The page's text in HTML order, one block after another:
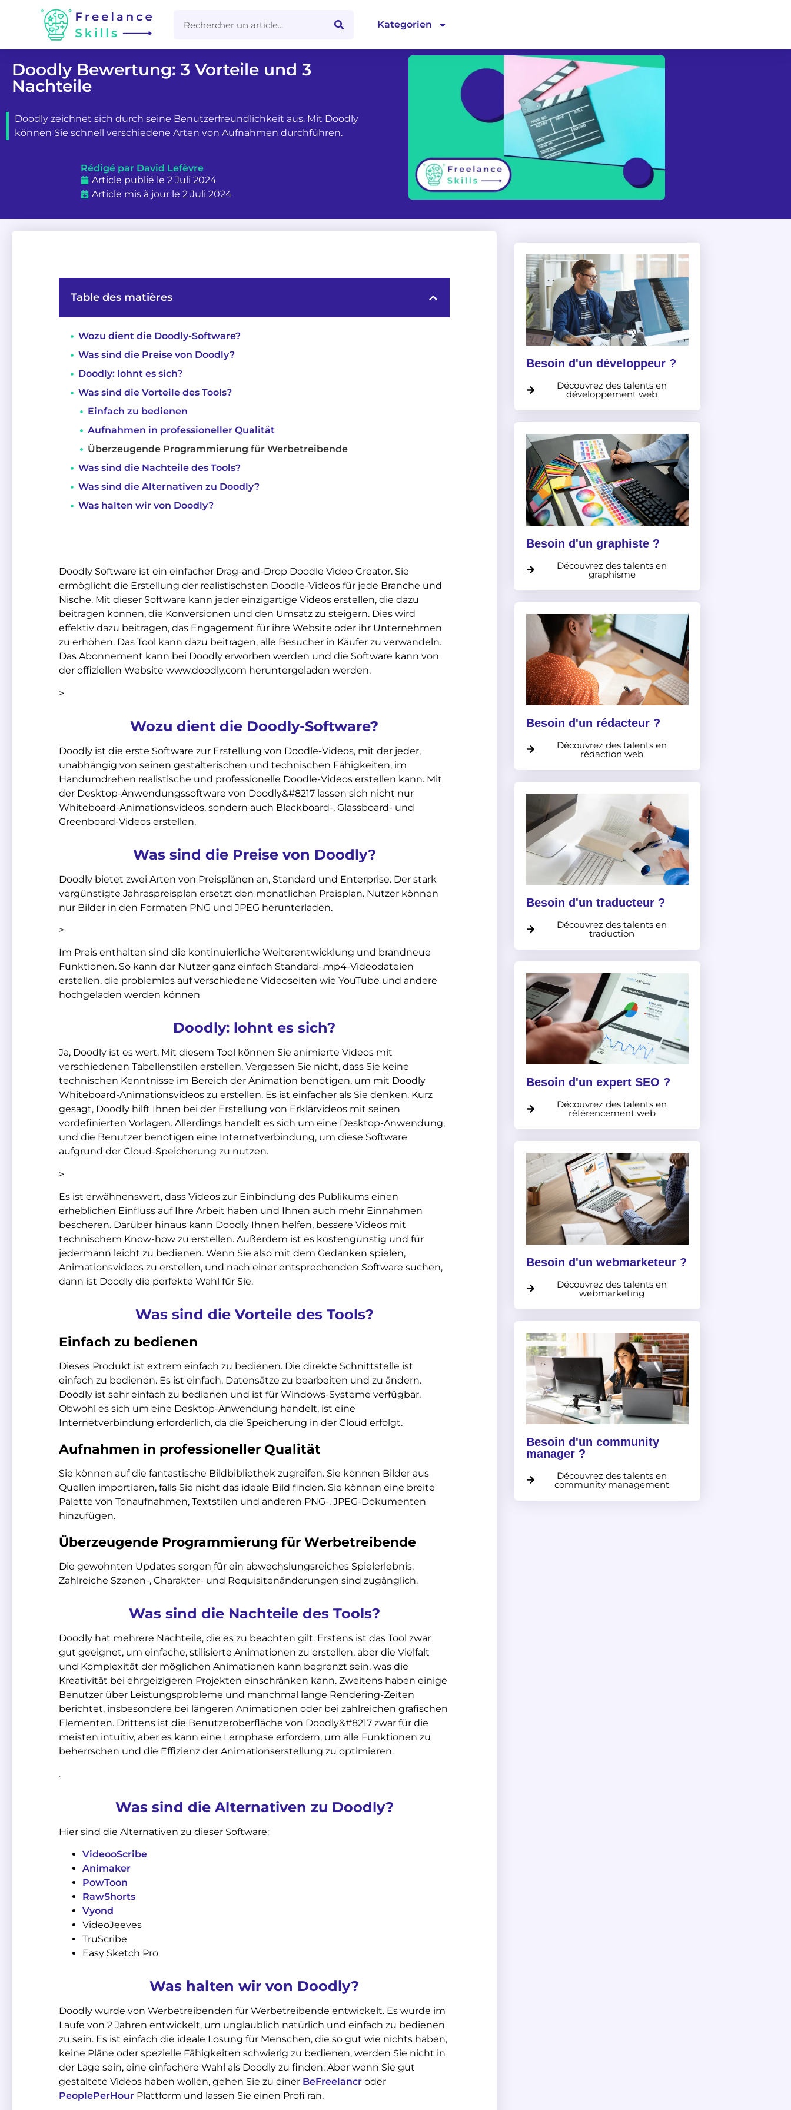
Kategorien
Doodly Bewertung: 3 Vorteile und 3
Nachteile
Doodly zeichnet sich durch seine Benutzerfreundlichkeit aus. Mit Doodly
können Sie schnell verschiedene Arten von Aufnahmen durchführen.
Rédigé par David Lefèvre
Article publié le 2 Juli 2024
Article mis à jour le 2 Juli 2024
Table des matières
Wozu dient die Doodly-Software?
Was sind die Preise von Doodly?
Doodly: lohnt es sich?
Was sind die Vorteile des Tools?
Einfach zu bedienen
Aufnahmen in professioneller Qualität
Überzeugende Programmierung für Werbetreibende
Was sind die Nachteile des Tools?
Was sind die Alternativen zu Doodly?
Was halten wir von Doodly?
Doodly Software ist ein einfacher Drag-and-Drop Doodle Video Creator. Sie
ermöglicht die Erstellung der realistischsten Doodle-Videos für jede Branche und
Nische. Mit dieser Software kann jeder einzigartige Videos erstellen, die dazu
beitragen können, die Konversionen und den Umsatz zu steigern. Dies wird
effektiv dazu beitragen, das Engagement für ihre Website oder ihr Unternehmen
zu erhöhen. Das Tool kann dazu beitragen, alle Besucher in Käufer zu verwandeln.
Das Abonnement kann bei Doodly erworben werden und die Software kann von
der offiziellen Website www.doodly.com heruntergeladen werden.
>
Wozu dient die Doodly-Software?
Doodly ist die erste Software zur Erstellung von Doodle-Videos, mit der jeder,
unabhängig von seinen gestalterischen und technischen Fähigkeiten, im
Handumdrehen realistische und professionelle Doodle-Videos erstellen kann. Mit
der Desktop-Anwendungssoftware von Doodly&#8217 lassen sich nicht nur
Whiteboard-Animationsvideos, sondern auch Blackboard-, Glassboard- und
Greenboard-Videos erstellen.
Was sind die Preise von Doodly?
Doodly bietet zwei Arten von Preisplänen an, Standard und Enterprise. Der stark
vergünstigte Jahrespreisplan ersetzt den monatlichen Preisplan. Nutzer können
nur Bilder in den Formaten PNG und JPEG herunterladen.
>
Im Preis enthalten sind die kontinuierliche Weiterentwicklung und brandneue
Funktionen. So kann der Nutzer ganz einfach Standard-.mp4-Videodateien
erstellen, die problemlos auf verschiedene Videoseiten wie YouTube und andere
hochgeladen werden können
Doodly: lohnt es sich?
Ja, Doodly ist es wert. Mit diesem Tool können Sie animierte Videos mit
verschiedenen Tabellenstilen erstellen. Vergessen Sie nicht, dass Sie keine
technischen Kenntnisse im Bereich der Animation benötigen, um mit Doodly
Whiteboard-Animationsvideos zu erstellen. Es ist einfacher als Sie denken. Kurz
gesagt, Doodly hilft Ihnen bei der Erstellung von Erklärvideos mit seinen
vordefinierten Vorlagen. Allerdings handelt es sich um eine Desktop-Anwendung,
und die Benutzer benötigen eine Internetverbindung, um diese Software
aufgrund der Cloud-Speicherung zu nutzen.
>
Es ist erwähnenswert, dass Videos zur Einbindung des Publikums einen
erheblichen Einfluss auf Ihre Arbeit haben und Ihnen auch mehr Einnahmen
bescheren. Darüber hinaus kann Doodly Ihnen helfen, bessere Videos mit
technischem Know-how zu erstellen. Außerdem ist es kostengünstig und für
jedermann leicht zu bedienen. Wenn Sie also mit dem Gedanken spielen,
Animationsvideos zu erstellen, und nach einer entsprechenden Software suchen,
dann ist Doodly die perfekte Wahl für Sie.
Was sind die Vorteile des Tools?
Einfach zu bedienen
Dieses Produkt ist extrem einfach zu bedienen. Die direkte Schnittstelle ist
einfach zu bedienen. Es ist einfach, Datensätze zu bearbeiten und zu ändern.
Doodly ist sehr einfach zu bedienen und ist für Windows-Systeme verfügbar.
Obwohl es sich um eine Desktop-Anwendung handelt, ist eine
Internetverbindung erforderlich, da die Speicherung in der Cloud erfolgt.
Aufnahmen in professioneller Qualität
Sie können auf die fantastische Bildbibliothek zugreifen. Sie können Bilder aus
Quellen importieren, falls Sie nicht das ideale Bild finden. Sie können eine breite
Palette von Tonaufnahmen, Textstilen und anderen PNG-, JPEG-Dokumenten
hinzufügen.
Überzeugende Programmierung für Werbetreibende
Die gewohnten Updates sorgen für ein abwechslungsreiches Spielerlebnis.
Zahlreiche Szenen-, Charakter- und Requisitenänderungen sind zugänglich.
Was sind die Nachteile des Tools?
Doodly hat mehrere Nachteile, die es zu beachten gilt. Erstens ist das Tool zwar
gut geeignet, um einfache, stilisierte Animationen zu erstellen, aber die Vielfalt
und Komplexität der möglichen Animationen kann begrenzt sein, was die
Kreativität bei ehrgeizigeren Projekten einschränken kann. Zweitens haben einige
Benutzer über Leistungsprobleme und manchmal lange Rendering-Zeiten
berichtet, insbesondere bei längeren Animationen oder bei zahlreichen grafischen
Elementen. Drittens ist die Benutzeroberfläche von Doodly&#8217 zwar für die
meisten intuitiv, aber es kann eine Lernphase erfordern, um alle Funktionen zu
beherrschen und die Effizienz der Animationserstellung zu optimieren.
.
Was sind die Alternativen zu Doodly?
Hier sind die Alternativen zu dieser Software:
VideooScribe
Animaker
PowToon
RawShorts
Vyond
VideoJeeves
TruScribe
Easy Sketch Pro
Was halten wir von Doodly?
Doodly wurde von Werbetreibenden für Werbetreibende entwickelt. Es wurde im
Laufe von 2 Jahren entwickelt, um unglaublich natürlich und einfach zu bedienen
zu sein. Es ist einfach die ideale Lösung für Menschen, die so gut wie nichts haben,
keine Pläne oder spezielle Fähigkeiten schwierig zu bedienen, werden Sie nicht in
der Lage sein, eine einfachere Wahl als Doodly zu finden. Aber wenn Sie gut
gestaltete Videos haben wollen, gehen Sie zu einer BeFreelancr oder
PeoplePerHour Plattform und lassen Sie einen Profi ran.
Besoin d'un développeur ?
Découvrez des talents en
développement web
Besoin d'un graphiste ?
Découvrez des talents en
graphisme
Besoin d'un rédacteur ?
Découvrez des talents en
rédaction web
Besoin d'un traducteur ?
Découvrez des talents en
traduction
Besoin d'un expert SEO ?
Découvrez des talents en
référencement web
Besoin d'un webmarketeur ?
Découvrez des talents en
webmarketing
Besoin d'un community
manager ?
Découvrez des talents en
community management